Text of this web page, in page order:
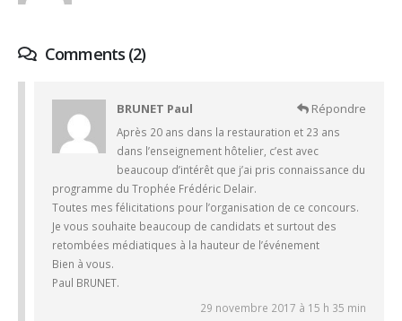
Comments (2)
BRUNET Paul Répondre
Après 20 ans dans la restauration et 23 ans
dans l’enseignement hôtelier, c’est avec
beaucoup d’intérêt que j’ai pris connaissance du
programme du Trophée Frédéric Delair.
Toutes mes félicitations pour l’organisation de ce concours.
Je vous souhaite beaucoup de candidats et surtout des
retombées médiatiques à la hauteur de l’événement
Bien à vous.
Paul BRUNET.
29 novembre 2017 à 15 h 35 min